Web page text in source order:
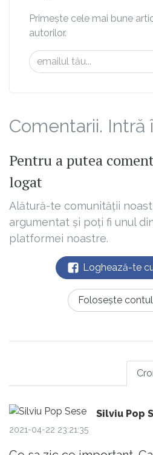
Primește cele mai bune
autorilor.
Comentarii.
Pentru a putea
logat
Alătură-te comunității
argumentat și poți fi unul
platformei noastre.
Loghează-te
Folosește
Silviu Pop
2021-04-22 23:21:35